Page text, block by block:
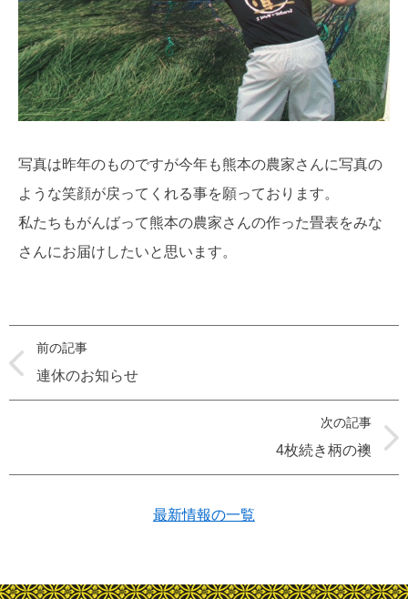
写真は昨年のものですが今年も熊本の農家さんに写真の
ような笑顔が戻ってくれる事を願っております。
私たちもがんばって熊本の農家さんの作った畳表をみな
さんにお届けしたいと思います。
前の記事
連休のお知らせ
次の記事
4枚続き柄の襖
最新情報の一覧